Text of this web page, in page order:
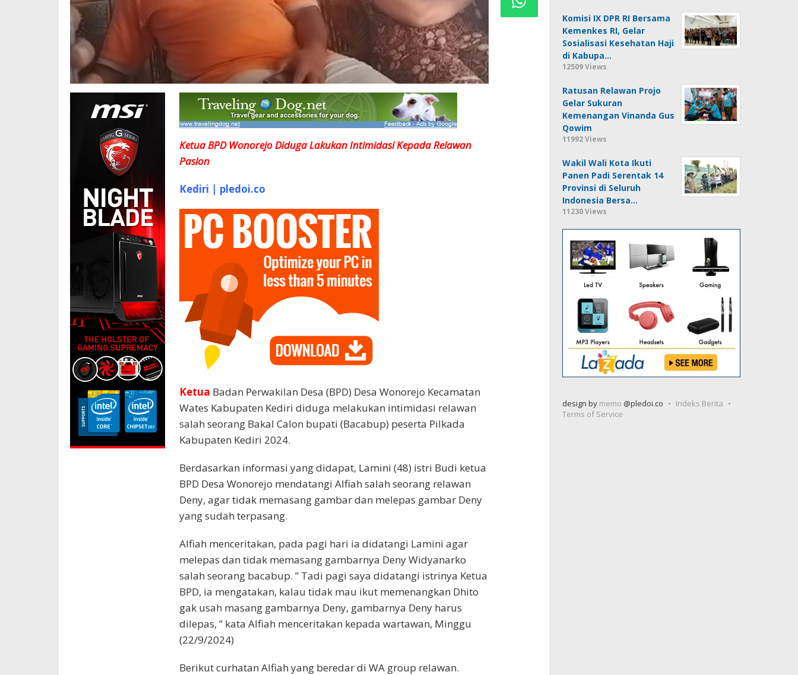
Ketua BPD Wonorejo Diduga Lakukan Intimidasi Kepada Relawan
Paslon
Kediri | pledoi.co
Ketua Badan Perwakilan Desa (BPD) Desa Wonorejo Kecamatan
Wates Kabupaten Kediri diduga melakukan intimidasi relawan
salah seorang Bakal Calon bupati (Bacabup) peserta Pilkada
Kabupaten Kediri 2024.
Berdasarkan informasi yang didapat, Lamini (48) istri Budi ketua
BPD Desa Wonorejo mendatangi Alfiah salah seorang relawan
Deny, agar tidak memasang gambar dan melepas gambar Deny
yang sudah terpasang.
Alfiah menceritakan, pada pagi hari ia didatangi Lamini agar
melepas dan tidak memasang gambarnya Deny Widyanarko
salah seorang bacabup. ” Tadi pagi saya didatangi istrinya Ketua
BPD, ia mengatakan, kalau tidak mau ikut memenangkan Dhito
gak usah masang gambarnya Deny, gambarnya Deny harus
dilepas, ” kata Alfiah menceritakan kepada wartawan, Minggu
(22/9/2024)
Berikut curhatan Alfiah yang beredar di WA group relawan.
Komisi IX DPR RI Bersama
Kemenkes RI, Gelar
Sosialisasi Kesehatan Haji
di Kabupa…
12509 Views
Ratusan Relawan Projo
Gelar Sukuran
Kemenangan Vinanda Gus
Qowim
11992 Views
Wakil Wali Kota Ikuti
Panen Padi Serentak 14
Provinsi di Seluruh
Indonesia Bersa…
11230 Views
design by memo @pledoi.co
Indeks Berita
Terms of Service